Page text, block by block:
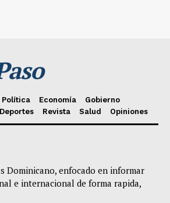
Política Economía
Gobierno
Deportes Revista Salud Opiniones
Dominicano, enfocado en informar
e internacional de forma rapida,